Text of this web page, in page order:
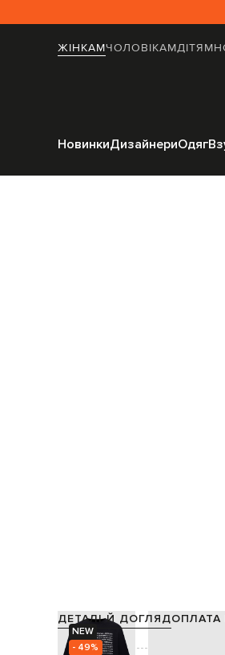
ЖІНКАМЧОЛОВІКАМДІТЯМ
НовинкиДизайнериОдяг
NEW
- 49%
ДЕТАЛІ Й ДОГЛЯДОПЛАТА
Склад: